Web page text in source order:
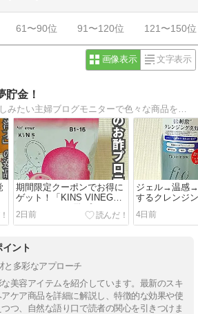
61〜90位 91〜120位 121〜150位
画像表示 文字表示
貯金！
期間限定クーポンでお得に
ゲット！「KINS VINEGAR
PROTEIN（お酢プロテイ
ン）」
2日前
ジェル→温感→
するクレンジ
モイストクリ
ームWクレンズ
4日前
ント
と多彩なアプローチ
美容アイテムを紹介しています。最新のスキ
ケア商品を詳細に解説し、特徴的な効果や使
つ、自然な語り口で読者の関心を引きつけま